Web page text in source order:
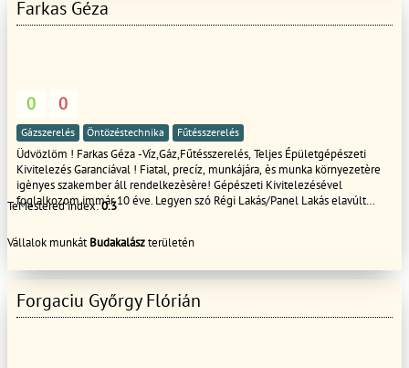
kivitelezése
Farkas Géza
0 0
Gázszerelés Öntözéstechnika Fűtésszerelés
Üdvözlöm ! Farkas Géza -Víz,Gáz,Fűtésszerelés, Teljes Épületgépészeti
Kivitelezés Garanciával ! Fiatal, precíz, munkájára, ès munka környezetère
igènyes szakember áll rendelkezèsère! Gépészeti Kivitelezésével
foglalkozom immár 10 éve. Legyen szó Régi Lakás/Panel Lakás elavúlt
ra Igényes Rugalmas Precíz vagyok ! Munkafelmérés kiszállási díj nélkűl.
Üdvözlettel Farkas Géza
TeMestered index:0.3
Vállalok munkátBudakalászterületén
Forgaciu Győrgy Flórián